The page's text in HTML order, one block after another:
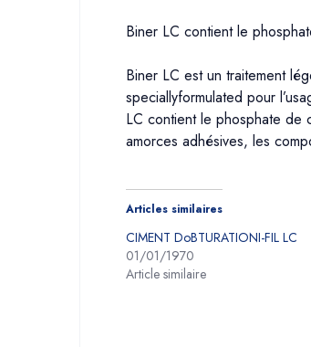
Biner LC contient le
Biner LC est un traitement
speciallyformulated pour
LC contient le phosphate de
amorces adhésives, les
Articles similaires
CIMENT DoBTURATIONI-FIL LC
01/01/1970
Article similaire